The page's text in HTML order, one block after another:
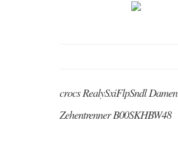
crocs RealySxiFlpSndl Damen
Zehentrenner B00SKHBW48